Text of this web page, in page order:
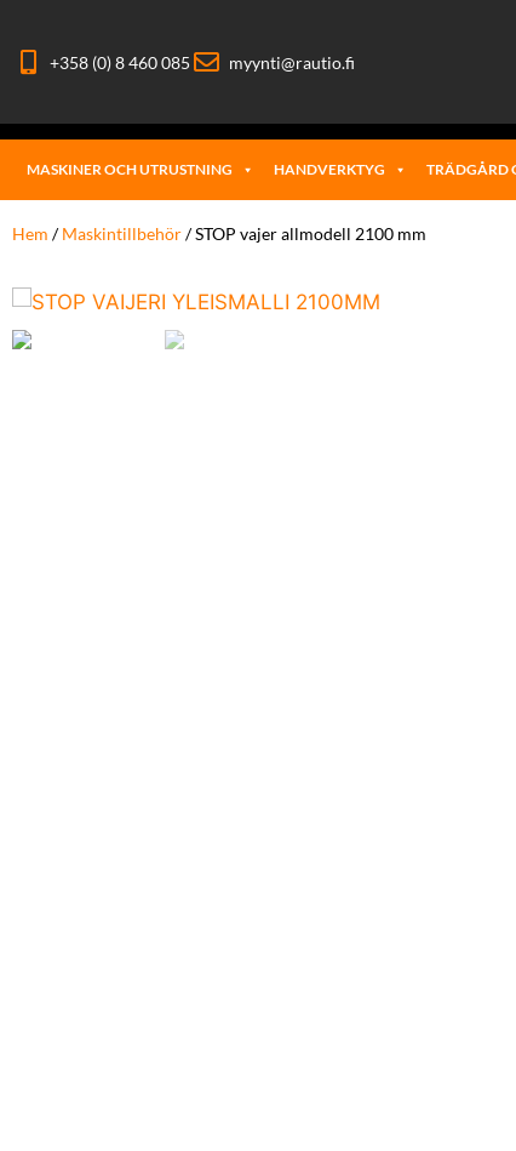
+358 (0) 8 460 085 myynti@rautio.fi
MASKINER OCH UTRUSTNING HANDVERKTYG TRÄDGÅRD
Hem /Maskintillbehör/ STOP vajer allmodell 2100 mm